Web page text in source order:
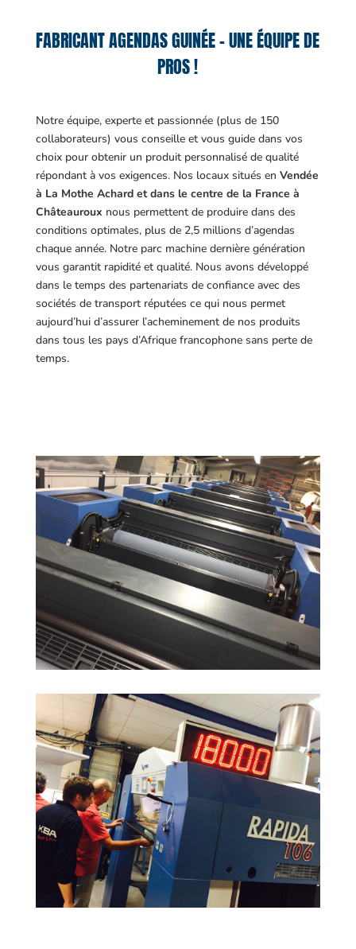
FABRICANT AGENDAS GUINÉE – UNE ÉQUIPE DE
PROS !
Notre équipe, experte et passionnée (plus de 150
collaborateurs) vous conseille et vous guide dans vos
choix pour obtenir un produit personnalisé de qualité
répondant à vos exigences. Nos locaux situés en Vendée
à La Mothe Achard et dans le centre de la France à
Châteauroux nous permettent de produire dans des
conditions optimales, plus de 2,5 millions d’agendas
chaque année. Notre parc machine dernière génération
vous garantit rapidité et qualité. Nous avons développé
dans le temps des partenariats de confiance avec des
sociétés de transport réputées ce qui nous permet
aujourd’hui d’assurer l’acheminement de nos produits
dans tous les pays d’Afrique francophone sans perte de
temps.